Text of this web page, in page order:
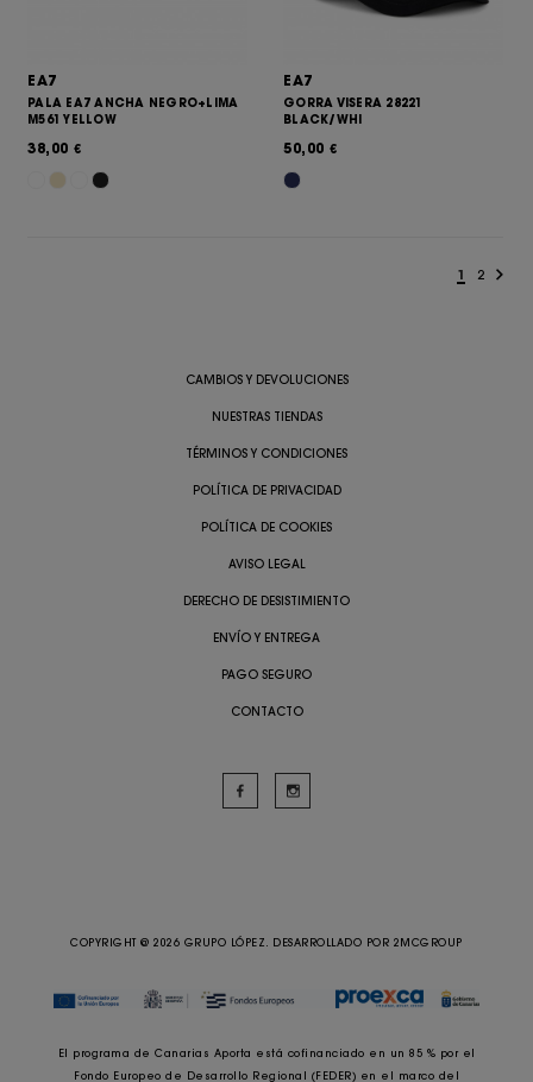
EA7
PALA EA7 ANCHA NEGRO+LIMA
M561 YELLOW
38,00 €
EA7
GORRA VISERA 28221
BLACK/WHI
50,00 €
1 2
CAMBIOS Y DEVOLUCIONES
NUESTRAS TIENDAS
TÉRMINOS Y CONDICIONES
POLÍTICA DE PRIVACIDAD
POLÍTICA DE COOKIES
AVISO LEGAL
DERECHO DE DESISTIMIENTO
ENVÍO Y ENTREGA
PAGO SEGURO
CONTACTO
COPYRIGHT @ 2026 GRUPO LÓPEZ. DESARROLLADO POR 2MCGROUP
El programa de Canarias Aporta está cofinanciado en un 85 % por el
Fondo Europeo de Desarrollo Regional (FEDER) en el marco del